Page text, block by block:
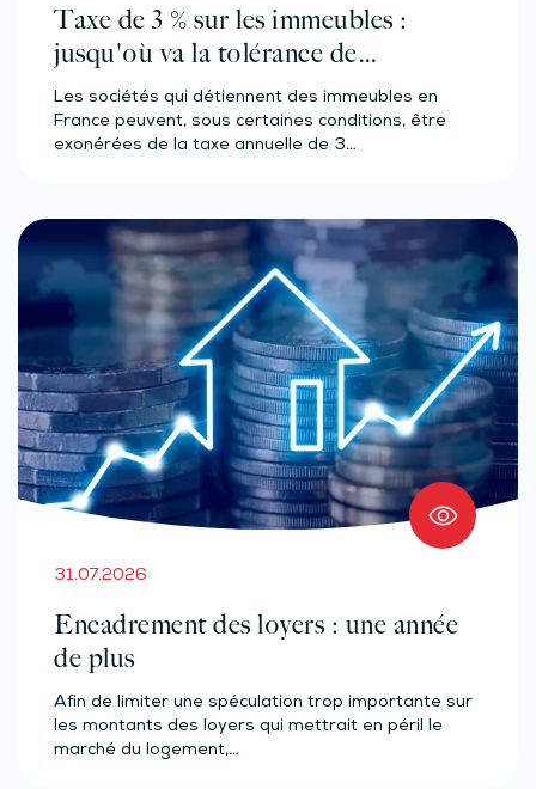
Taxe de 3 % sur les immeubles :
jusqu'où va la tolérance de
l'administration ?
Les sociétés qui détiennent des immeubles en
France peuvent, sous certaines conditions, être
exonérées de la taxe annuelle de 3…
31.07.2026
Encadrement des loyers : une année
de plus
Afin de limiter une spéculation trop importante sur
les montants des loyers qui mettrait en péril le
marché du logement,…